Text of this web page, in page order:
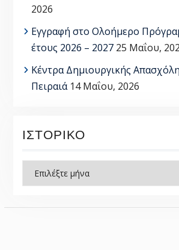
2026
Εγγραφή στο Ολοήμερο
έτους 2026 – 2027 25 Μαΐου,
Κέντρα Δημιουργικής
Πειραιά 14 Μαΐου, 2026
ΙΣΤΟΡΙΚΌ
Ιστορικό